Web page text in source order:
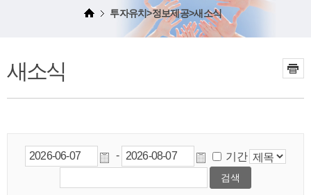
투자유치>정보제공>새소식
새소식
- 기간